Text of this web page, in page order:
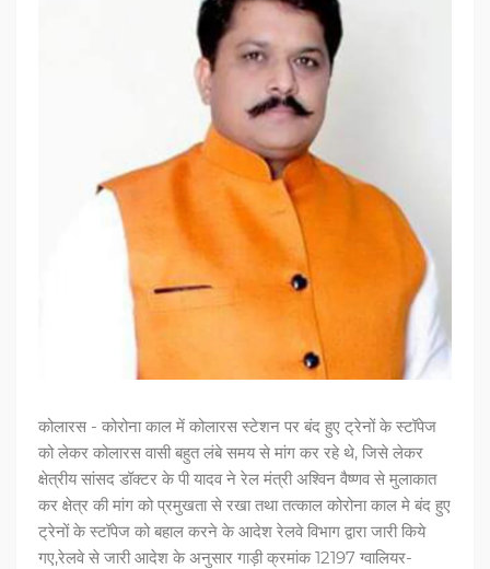
कोलारस - कोरोना काल में कोलारस स्टेशन पर बंद हुए ट्रेनों के स्टॉपेज
को लेकर कोलारस वासी बहुत लंबे समय से मांग कर रहे थे, जिसे लेकर
क्षेत्रीय सांसद डॉक्टर के पी यादव ने रेल मंत्री अश्विन वैष्णव से मुलाकात
कर क्षेत्र की मांग को प्रमुखता से रखा तथा तत्काल कोरोना काल मे बंद हुए
ट्रेनों के स्टॉपेज को बहाल करने के आदेश रेलवे विभाग द्वारा जारी किये
गए,रेलवे से जारी आदेश के अनुसार गाड़ी क्रमांक 12197 ग्वालियर-